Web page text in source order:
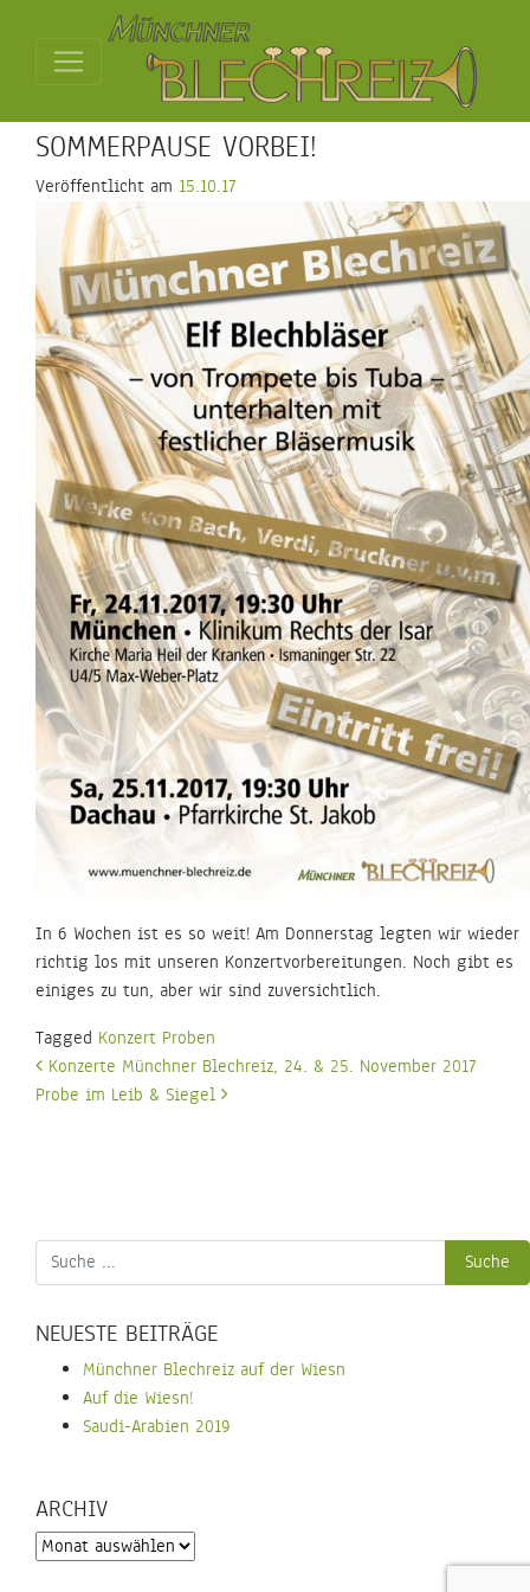
SOMMERPAUSE VORBEI!
Veröffentlicht am 15.10.17
In 6 Wochen ist es so weit! Am Donnerstag legten wir wieder
richtig los mit unseren Konzertvorbereitungen. Noch gibt es
einiges zu tun, aber wir sind zuversichtlich.
Tagged Konzert Proben
Beitrags-
Navigation
Konzerte Münchner Blechreiz, 24. & 25. November 2017
Probe im Leib & Siegel
NEUESTE BEITRÄGE
Münchner Blechreiz auf der Wiesn
Auf die Wiesn!
Saudi-Arabien 2019
ARCHIV
Archiv